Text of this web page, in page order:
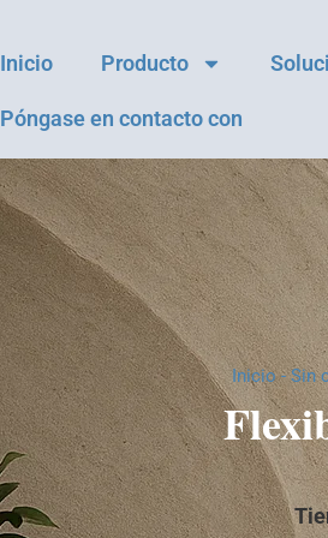
Inicio Producto
Póngase en contacto con
Inicio-Sin